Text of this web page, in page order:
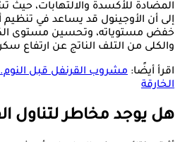
المضادة للأكسدة والالتهابات، حيث
إلى أن الأوجينول قد يساعد في
خفض مستوياته، وتحسين مستوى
والكلى من التلف الناتج عن ارتفاع
اقرأ أيضًا: مشروب القرنفل قبل
الخارقة
هل يوجد مخاطر لتناول